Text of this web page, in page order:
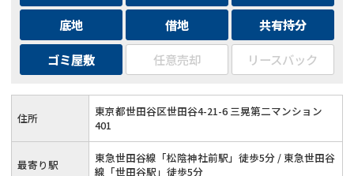
底地
借地
共有持分
ゴミ屋敷
任意売却 リースバック
住所
東京都世田谷区世田谷4-21-6 三晃第二マンション
401
最寄り駅
東急世田谷線「松陰神社前駅」徒歩5分 / 東急世田谷
線「世田谷駅」徒歩5分
再建築不可の売却でお悩みならこちら
《現在営業中》お電話繋がります
0120-543-357 メール